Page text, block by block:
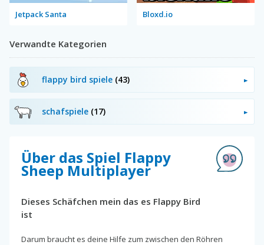
Jetpack Santa Bloxd.io
Verwandte Kategorien
flappy bird spiele (43)
schafspiele (17)
Über das Spiel Flappy
Sheep Multiplayer
Dieses Schäfchen mein das es Flappy Bird
ist
Darum braucht es deine Hilfe zum zwischen den Röhren